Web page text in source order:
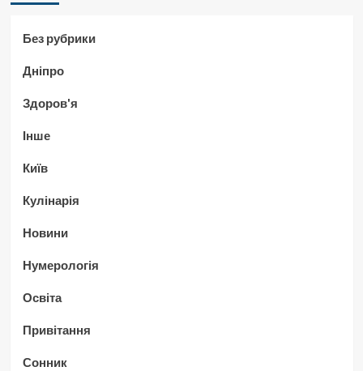
Без рубрики
Дніпро
Здоров'я
Інше
Київ
Кулінарія
Новини
Нумерологія
Освіта
Привітання
Сонник